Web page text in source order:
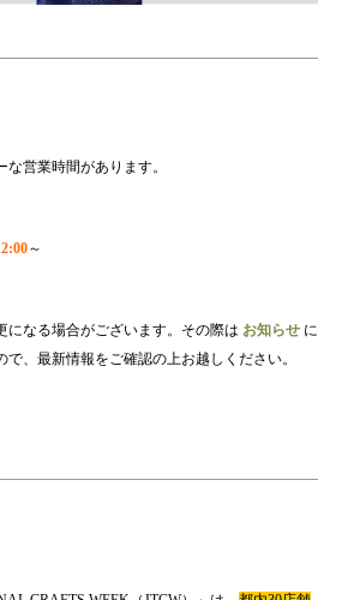
営業時間があります。
～
なる場合がございます。その際は お知らせ に
、最新情報をご確認の上お越しください。